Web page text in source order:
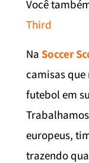
Você
Third
Na Soccer
camisas
futebol em
europeus,
trazendo